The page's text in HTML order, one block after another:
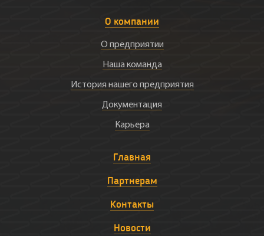
О компании
О предприятии
Наша команда
История нашего предприятия
Документация
Карьера
Главная
Партнерам
Контакты
Новости